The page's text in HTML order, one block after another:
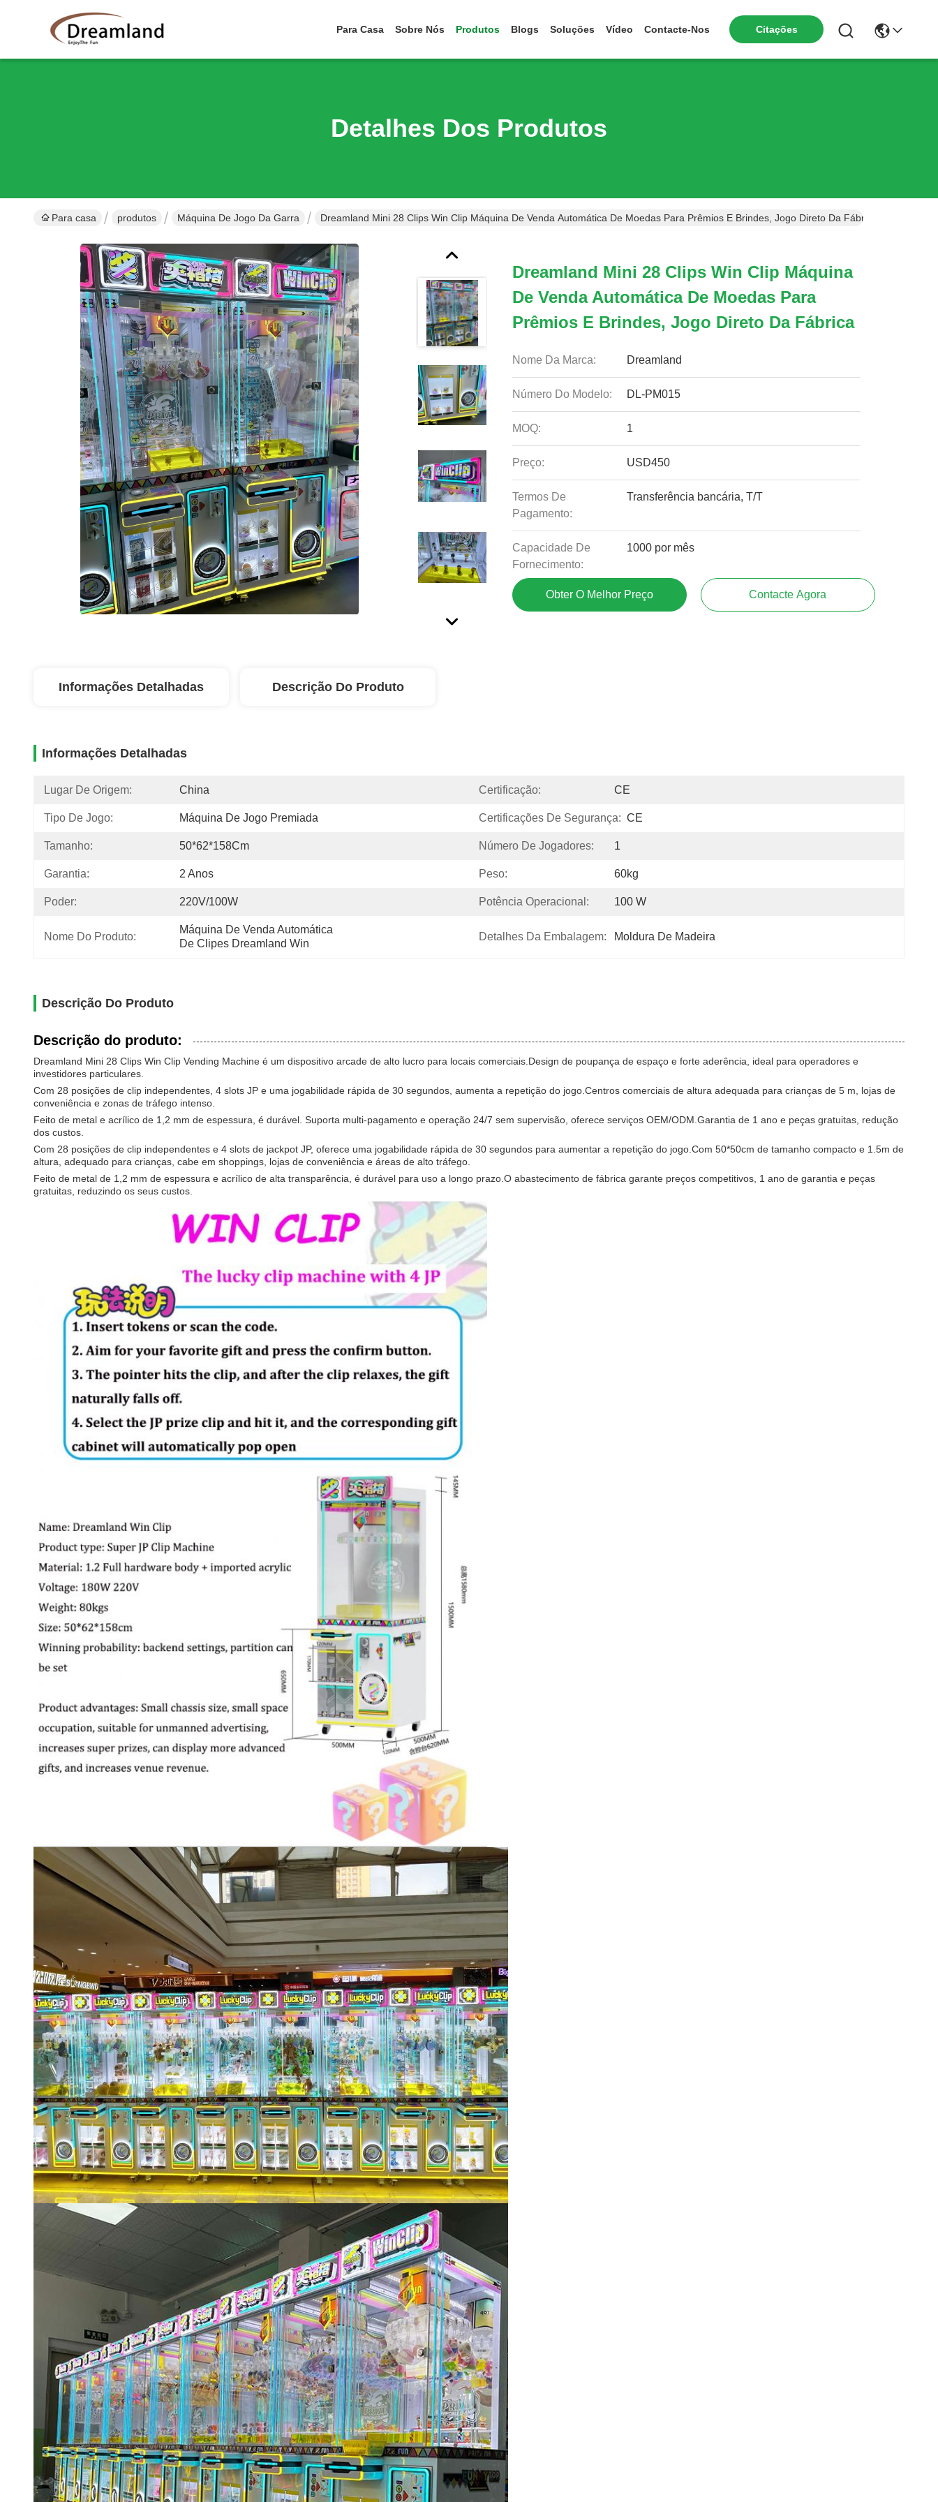
Para Casa Sobre Nós Produtos Blogs Soluções Vídeo Contacte-Nos Citações
Detalhes Dos Produtos
Para casa produtos Máquina De Jogo Da Garra Dreamland Mini 28 Clips Win Clip Máquina De Venda Automática De Moedas Para Prêmios E Brindes, Jogo Direto Da Fábrica
Dreamland Mini 28 Clips Win Clip Máquina
De Venda Automática De Moedas Para
Prêmios E Brindes, Jogo Direto Da Fábrica
Nome Da Marca: Dreamland
Número Do Modelo: DL-PM015
MOQ: 1
Preço: USD450
Termos De
Pagamento:
Transferência bancária, T/T
Capacidade De
Fornecimento:
1000 por mês
Obter O Melhor Preço Contacte Agora
Informações Detalhadas Descrição Do Produto
Informações Detalhadas
Lugar De Origem: China Certificação: CE
Tipo De Jogo: Máquina De Jogo Premiada Certificações De Segurança: CE
Tamanho: 50*62*158Cm Número De Jogadores: 1
Garantia: 2 Anos Peso: 60kg
Poder: 220V/100W Potência Operacional: 100 W
Nome Do Produto:
Máquina De Venda Automática
De Clipes Dreamland Win
Detalhes Da Embalagem: Moldura De Madeira
Descrição Do Produto
Descrição do produto:
Dreamland Mini 28 Clips Win Clip Vending Machine é um dispositivo arcade de alto lucro para locais comerciais.Design de poupança de espaço e forte aderência, ideal para operadores e
investidores particulares.
Com 28 posições de clip independentes, 4 slots JP e uma jogabilidade rápida de 30 segundos, aumenta a repetição do jogo.Centros comerciais de altura adequada para crianças de 5 m, lojas de
conveniência e zonas de tráfego intenso.
Feito de metal e acrílico de 1,2 mm de espessura, é durável. Suporta multi-pagamento e operação 24/7 sem supervisão, oferece serviços OEM/ODM.Garantia de 1 ano e peças gratuitas, redução
dos custos.
Com 28 posições de clip independentes e 4 slots de jackpot JP, oferece uma jogabilidade rápida de 30 segundos para aumentar a repetição do jogo.Com 50*50cm de tamanho compacto e 1.5m de
altura, adequado para crianças, cabe em shoppings, lojas de conveniência e áreas de alto tráfego.
Feito de metal de 1,2 mm de espessura e acrílico de alta transparência, é durável para uso a longo prazo.O abastecimento de fábrica garante preços competitivos, 1 ano de garantia e peças
gratuitas, reduzindo os seus custos.